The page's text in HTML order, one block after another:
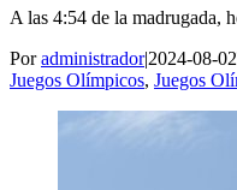
A las 4:54 de la madrugada,
Poradministrador|2024-08-
Juegos Olímpicos, Juegos